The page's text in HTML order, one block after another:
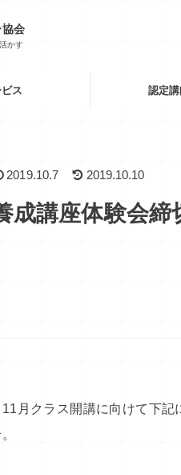
会
かす
ス 認定
2019.10.7 2019.10.10
成講座体験会締
月クラス開講に向けて下